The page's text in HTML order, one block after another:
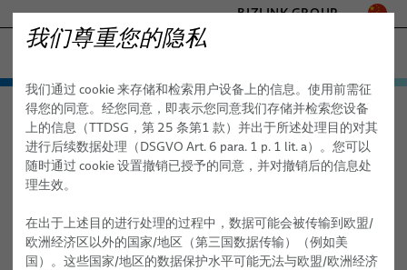
BIZLINK GROUP
工厂自动化与机械
海事
交通
半导体技术
通讯与网络
- ENGINEERED SOLUTIONS
SILICONE CABLE SOLUTIONS
产品与服务
医疗线缆
定制化散装线缆
光缆
医疗 产品与服务 医疗线缆 光缆
光缆
我们尊重您的隐私
我们通过 cookie 来存储和检索用户设备上的信息。使用前需征
得您的同意。经您同意，即表示您同意我们存储并检索您设备
上的信息（TTDSG，第 25 条第1 款）并出于所述处理目的对其
进行后续数据处理（DSGVO Art. 6 para. 1 p. 1 lit. a）。您可以
随时通过 cookie 设置撤销已授予的同意，并对撤销后的信息处
理生效。
在出于上述目的进行处理的过程中，数据可能会被传输到欧盟/
欧洲经济区以外的国家/地区（第三国数据传输）（例如美
国）。这些国家/地区的数据保护水平可能无法与欧盟/欧洲经济